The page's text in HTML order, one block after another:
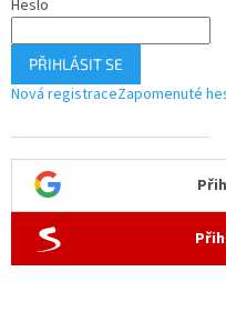
Heslo
PŘIHLÁSIT SE
Nová registraceZapomenuté